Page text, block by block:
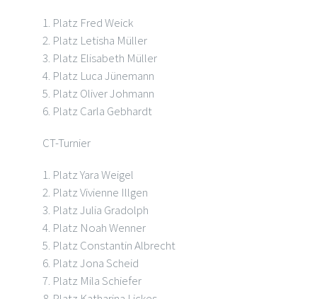
1. Platz Fred Weick
2. Platz Letisha Müller
3. Platz Elisabeth Müller
4. Platz Luca Jünemann
5. Platz Oliver Johmann
6. Platz Carla Gebhardt
CT-Turnier
1. Platz Yara Weigel
2. Platz Vivienne Illgen
3. Platz Julia Gradolph
4. Platz Noah Wenner
5. Platz Constantin Albrecht
6. Platz Jona Scheid
7. Platz Mila Schiefer